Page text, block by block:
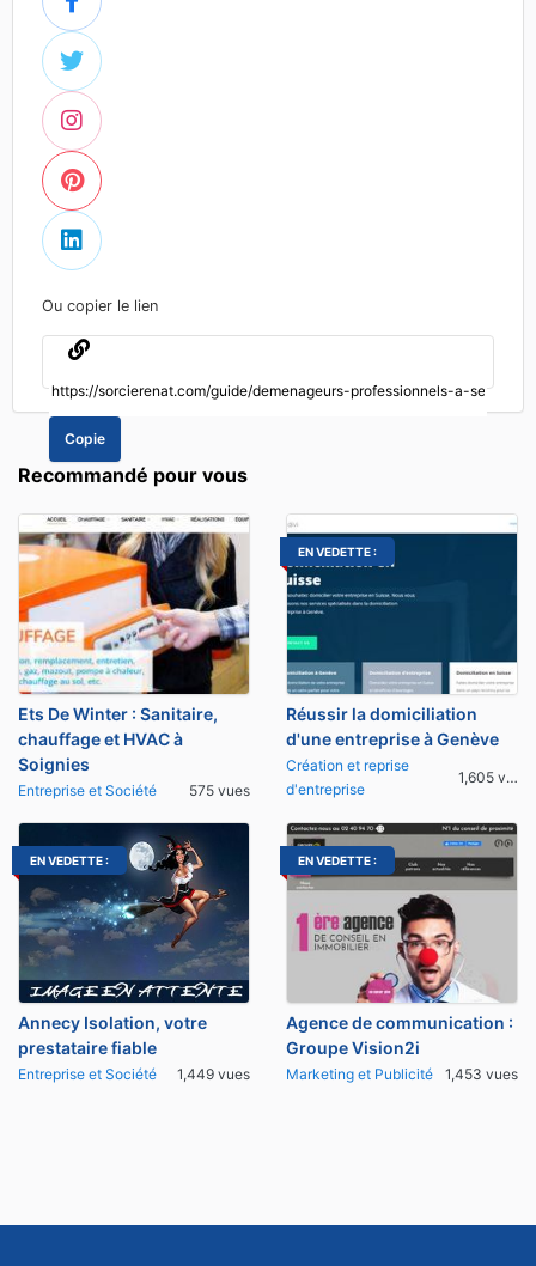
Ou copier le lien
Copie
Recommandé pour vous
Ets De Winter : Sanitaire,
chauffage et HVAC à
Soignies
Entreprise et Société 575 vues
EN VEDETTE :
Réussir la domiciliation
d'une entreprise à Genève
Création et reprise
d'entreprise
1,605 vues
EN VEDETTE :
Annecy Isolation, votre
prestataire fiable
Entreprise et Société 1,449 vues
EN VEDETTE :
Agence de communication :
Groupe Vision2i
Marketing et Publicité 1,453 vues